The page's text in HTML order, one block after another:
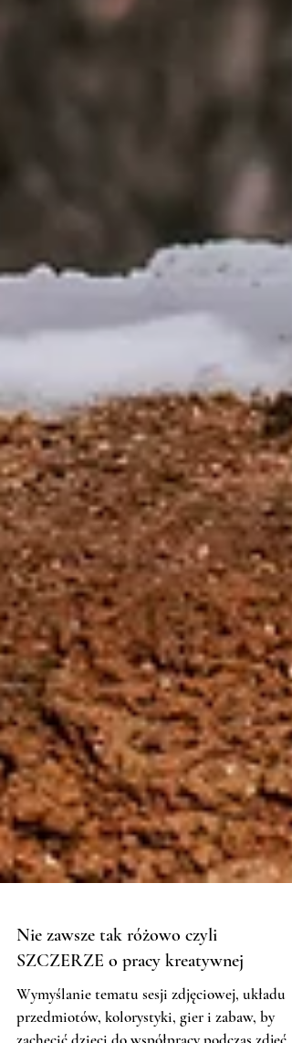
Nie zawsze tak różowo czyli
SZCZERZE o pracy kreatywnej
Wymyślanie tematu sesji zdjęciowej, układu